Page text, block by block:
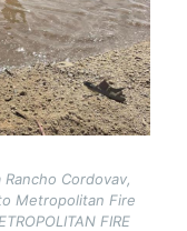
Cordovav,
Metropolitan Fire
FIRE